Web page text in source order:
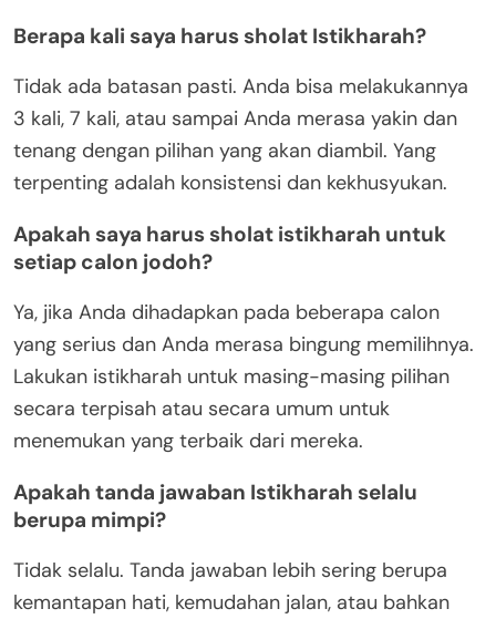
Berapa kali saya harus sholat Istikharah?
Tidak ada batasan pasti. Anda bisa melakukannya
3 kali, 7 kali, atau sampai Anda merasa yakin dan
tenang dengan pilihan yang akan diambil. Yang
terpenting adalah konsistensi dan kekhusyukan.
Apakah saya harus sholat istikharah untuk
setiap calon jodoh?
Ya, jika Anda dihadapkan pada beberapa calon
yang serius dan Anda merasa bingung memilihnya.
Lakukan istikharah untuk masing-masing pilihan
secara terpisah atau secara umum untuk
menemukan yang terbaik dari mereka.
Apakah tanda jawaban Istikharah selalu
berupa mimpi?
Tidak selalu. Tanda jawaban lebih sering berupa
kemantapan hati, kemudahan jalan, atau bahkan